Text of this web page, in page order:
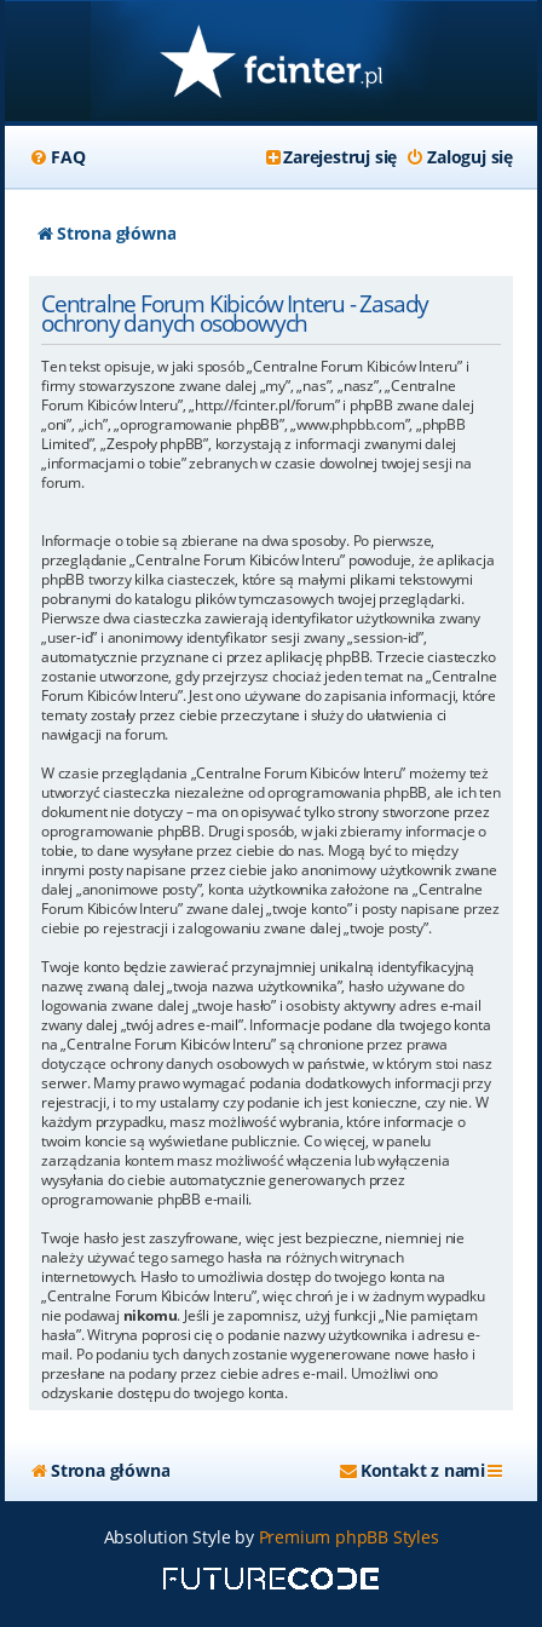
FAQ Zaloguj się
Zarejestruj się
Strona główna
Centralne Forum Kibiców Interu - Zasady
ochrony danych osobowych
Ten tekst opisuje, w jaki sposób „Centralne Forum Kibiców Interu” i
firmy stowarzyszone zwane dalej „my”, „nas”, „nasz”, „Centralne
Forum Kibiców Interu”, „http://fcinter.pl/forum” i phpBB zwane dalej
„oni”, „ich”, „oprogramowanie phpBB”, „www.phpbb.com”, „phpBB
Limited”, „Zespoły phpBB”, korzystają z informacji zwanymi dalej
„informacjami o tobie” zebranych w czasie dowolnej twojej sesji na
forum.
Informacje o tobie są zbierane na dwa sposoby. Po pierwsze,
przeglądanie „Centralne Forum Kibiców Interu” powoduje, że aplikacja
phpBB tworzy kilka ciasteczek, które są małymi plikami tekstowymi
pobranymi do katalogu plików tymczasowych twojej przeglądarki.
Pierwsze dwa ciasteczka zawierają identyfikator użytkownika zwany
„user-id” i anonimowy identyfikator sesji zwany „session-id”,
automatycznie przyznane ci przez aplikację phpBB. Trzecie ciasteczko
zostanie utworzone, gdy przejrzysz chociaż jeden temat na „Centralne
Forum Kibiców Interu”. Jest ono używane do zapisania informacji, które
tematy zostały przez ciebie przeczytane i służy do ułatwienia ci
nawigacji na forum.
W czasie przeglądania „Centralne Forum Kibiców Interu” możemy też
utworzyć ciasteczka niezależne od oprogramowania phpBB, ale ich ten
dokument nie dotyczy – ma on opisywać tylko strony stworzone przez
oprogramowanie phpBB. Drugi sposób, w jaki zbieramy informacje o
tobie, to dane wysyłane przez ciebie do nas. Mogą być to między
innymi posty napisane przez ciebie jako anonimowy użytkownik zwane
dalej „anonimowe posty”, konta użytkownika założone na „Centralne
Forum Kibiców Interu” zwane dalej „twoje konto” i posty napisane przez
ciebie po rejestracji i zalogowaniu zwane dalej „twoje posty”.
Twoje konto będzie zawierać przynajmniej unikalną identyfikacyjną
nazwę zwaną dalej „twoja nazwa użytkownika”, hasło używane do
logowania zwane dalej „twoje hasło” i osobisty aktywny adres e-mail
zwany dalej „twój adres e-mail”. Informacje podane dla twojego konta
na „Centralne Forum Kibiców Interu” są chronione przez prawa
dotyczące ochrony danych osobowych w państwie, w którym stoi nasz
serwer. Mamy prawo wymagać podania dodatkowych informacji przy
rejestracji, i to my ustalamy czy podanie ich jest konieczne, czy nie. W
każdym przypadku, masz możliwość wybrania, które informacje o
twoim koncie są wyświetlane publicznie. Co więcej, w panelu
zarządzania kontem masz możliwość włączenia lub wyłączenia
wysyłania do ciebie automatycznie generowanych przez
oprogramowanie phpBB e-maili.
Twoje hasło jest zaszyfrowane, więc jest bezpieczne, niemniej nie
należy używać tego samego hasła na różnych witrynach
internetowych. Hasło to umożliwia dostęp do twojego konta na
„Centralne Forum Kibiców Interu”, więc chroń je i w żadnym wypadku
nie podawaj nikomu. Jeśli je zapomnisz, użyj funkcji „Nie pamiętam
hasła”. Witryna poprosi cię o podanie nazwy użytkownika i adresu e-
mail. Po podaniu tych danych zostanie wygenerowane nowe hasło i
przesłane na podany przez ciebie adres e-mail. Umożliwi ono
odzyskanie dostępu do twojego konta.
Strona główna Kontakt z nami
Absolution Style by Premium phpBB Styles